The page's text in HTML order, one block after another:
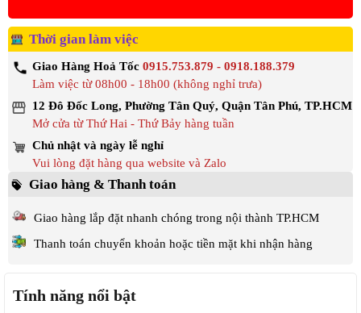
Thời gian làm việc
Giao Hàng Hoả Tốc 0915.753.879 - 0918.188.379
Làm việc từ 08h00 - 18h00 (không nghỉ trưa)
12 Đô Đốc Long, Phường Tân Quý, Quận Tân Phú, TP.HCM
Mở cửa từ Thứ Hai - Thứ Bảy hàng tuần
Chủ nhật và ngày lễ nghỉ
Vui lòng đặt hàng qua website và Zalo
Giao hàng & Thanh toán
Giao hàng lắp đặt nhanh chóng trong nội thành TP.HCM
Thanh toán chuyển khoản hoặc tiền mặt khi nhận hàng
Tính năng nổi bật